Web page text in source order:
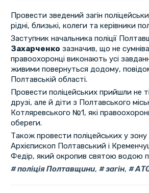
Провести зведений загін
рідні, близькі, колеги та керівники
Заступник начальника поліції
Захарченко зазначив, що не
правоохоронці виконають усі
живими повернуться додому,
Полтавській області.
Провести поліцейських прийшли не
друзі, але й діти з Полтавського
Котляревського №1, які
обереги.
Також провести поліцейських у
Архієпископ Полтавський і
Федір, який окропив святою водою
поліція Полтавщини, загін,